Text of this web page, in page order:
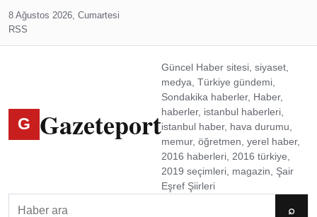
8 Ağustos 2026, Cumartesi
RSS
G Gazeteport
Güncel Haber sitesi, siyaset,
medya, Türkiye gündemi,
Sondakika haberler, Haber,
haberler, istanbul haberleri,
istanbul haber, hava durumu,
memur, öğretmen, yerel haber,
2016 haberleri, 2016 türkiye,
2019 seçimleri, magazin, Şair
Eşref Şiirleri
⌕